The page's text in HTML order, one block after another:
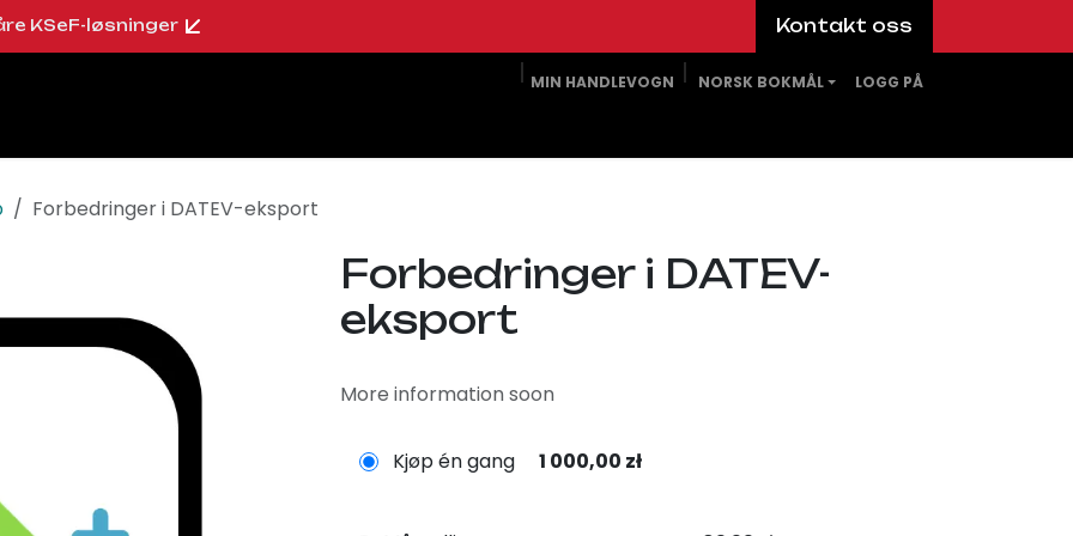
KSeF-løsninger Kontakt oss
MIN HANDLEVOGN NORSK BOKMÅL LOGG PÅ
Forbedringer i DATEV-eksport
Forbedringer i DATEV-
eksport
More information soon
Kjøp én gang 1 000,00 zł